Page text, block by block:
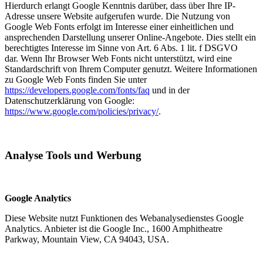
Hierdurch erlangt Google Kenntnis darüber, dass über Ihre IP-
Adresse unsere Website aufgerufen wurde. Die Nutzung von
Google Web Fonts erfolgt im Interesse einer einheitlichen und
ansprechenden Darstellung unserer Online-Angebote. Dies stellt ein
berechtigtes Interesse im Sinne von Art. 6 Abs. 1 lit. f DSGVO
dar. Wenn Ihr Browser Web Fonts nicht unterstützt, wird eine
Standardschrift von Ihrem Computer genutzt. Weitere Informationen
zu Google Web Fonts finden Sie unter
https://developers.google.com/fonts/faq und in der
Datenschutzerklärung von Google:
https://www.google.com/policies/privacy/.
Analyse Tools und Werbung
Google Analytics
Diese Website nutzt Funktionen des Webanalysedienstes Google
Analytics. Anbieter ist die Google Inc., 1600 Amphitheatre
Parkway, Mountain View, CA 94043, USA.